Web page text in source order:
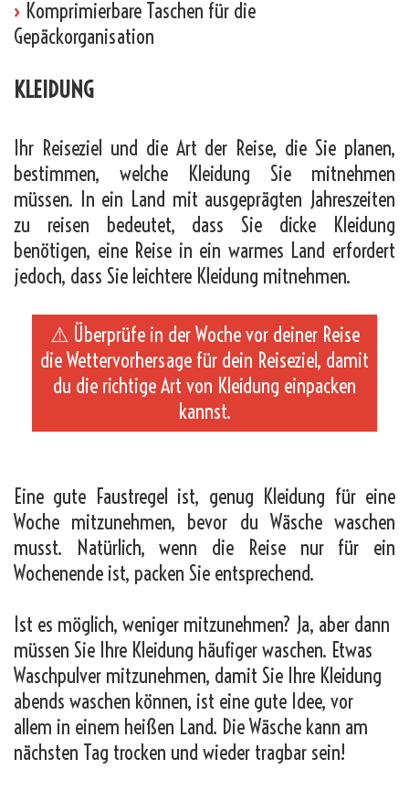
› Komprimierbare Taschen für die
Gepäckorganisation
KLEIDUNG
Ihr Reiseziel und die Art der Reise, die Sie planen,
bestimmen, welche Kleidung Sie mitnehmen
müssen. In ein Land mit ausgeprägten Jahreszeiten
zu reisen bedeutet, dass Sie dicke Kleidung
benötigen, eine Reise in ein warmes Land erfordert
jedoch, dass Sie leichtere Kleidung mitnehmen.
⚠️ Überprüfe in der Woche vor deiner Reise
die Wettervorhersage für dein Reiseziel, damit
du die richtige Art von Kleidung einpacken
kannst.
Eine gute Faustregel ist, genug Kleidung für eine
Woche mitzunehmen, bevor du Wäsche waschen
musst. Natürlich, wenn die Reise nur für ein
Wochenende ist, packen Sie entsprechend.
Ist es möglich, weniger mitzunehmen? Ja, aber dann
müssen Sie Ihre Kleidung häufiger waschen. Etwas
Waschpulver mitzunehmen, damit Sie Ihre Kleidung
abends waschen können, ist eine gute Idee, vor
allem in einem heißen Land. Die Wäsche kann am
nächsten Tag trocken und wieder tragbar sein!